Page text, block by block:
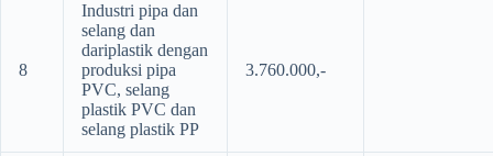
8
Industri pipa dan
selang dan
dariplastik dengan
produksi pipa
PVC, selang
plastik PVC dan
selang plastik PP
3.760.000,-